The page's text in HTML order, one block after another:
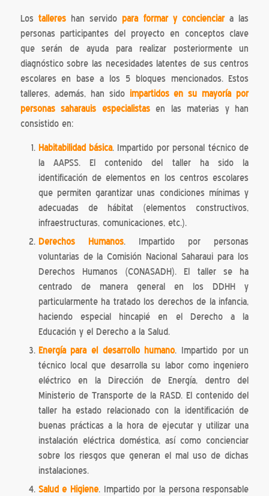
Los tallereshan servidopara formar y concienciara las
personas participantes del proyecto en conceptos clave
que serán de ayuda para realizar posteriormente un
diagnóstico sobre las necesidades latentes de sus centros
escolares en base a los 5 bloques mencionados. Estos
talleres, además, han sido impartidos en su mayoría por
personas saharauis especialistasen las materias y han
consistido en:
Habitabilidad básica. Impartido por personal técnico de
la AAPSS. El contenido del taller ha sido la
identificación de elementos en los centros escolares
que permiten garantizar unas condiciones mínimas y
adecuadas de hábitat (elementos constructivos,
infraestructuras, comunicaciones, etc.).
Derechos Humanos. Impartido por personas
voluntarias de la Comisión Nacional Saharaui para los
Derechos Humanos (CONASADH). El taller se ha
centrado de manera general en los DDHH y
particularmente ha tratado los derechos de la infancia,
haciendo especial hincapié en el Derecho a la
Educación y el Derecho a la Salud.
Energía para el desarrollo humano. Impartido por un
técnico local que desarrolla su labor como ingeniero
eléctrico en la Dirección de Energía, dentro del
Ministerio de Transporte de la RASD. El contenido del
taller ha estado relacionado con la identificación de
buenas prácticas a la hora de ejecutar y utilizar una
instalación eléctrica doméstica, así como concienciar
sobre los riesgos que generan el mal uso de dichas
instalaciones.
Salud e Higiene. Impartido por la persona responsable